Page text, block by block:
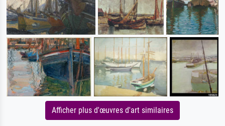
Afficher plus d'œuvres d'art similaires